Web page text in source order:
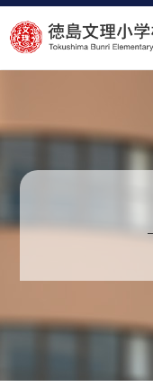
コ
ン
ン
ス
プ